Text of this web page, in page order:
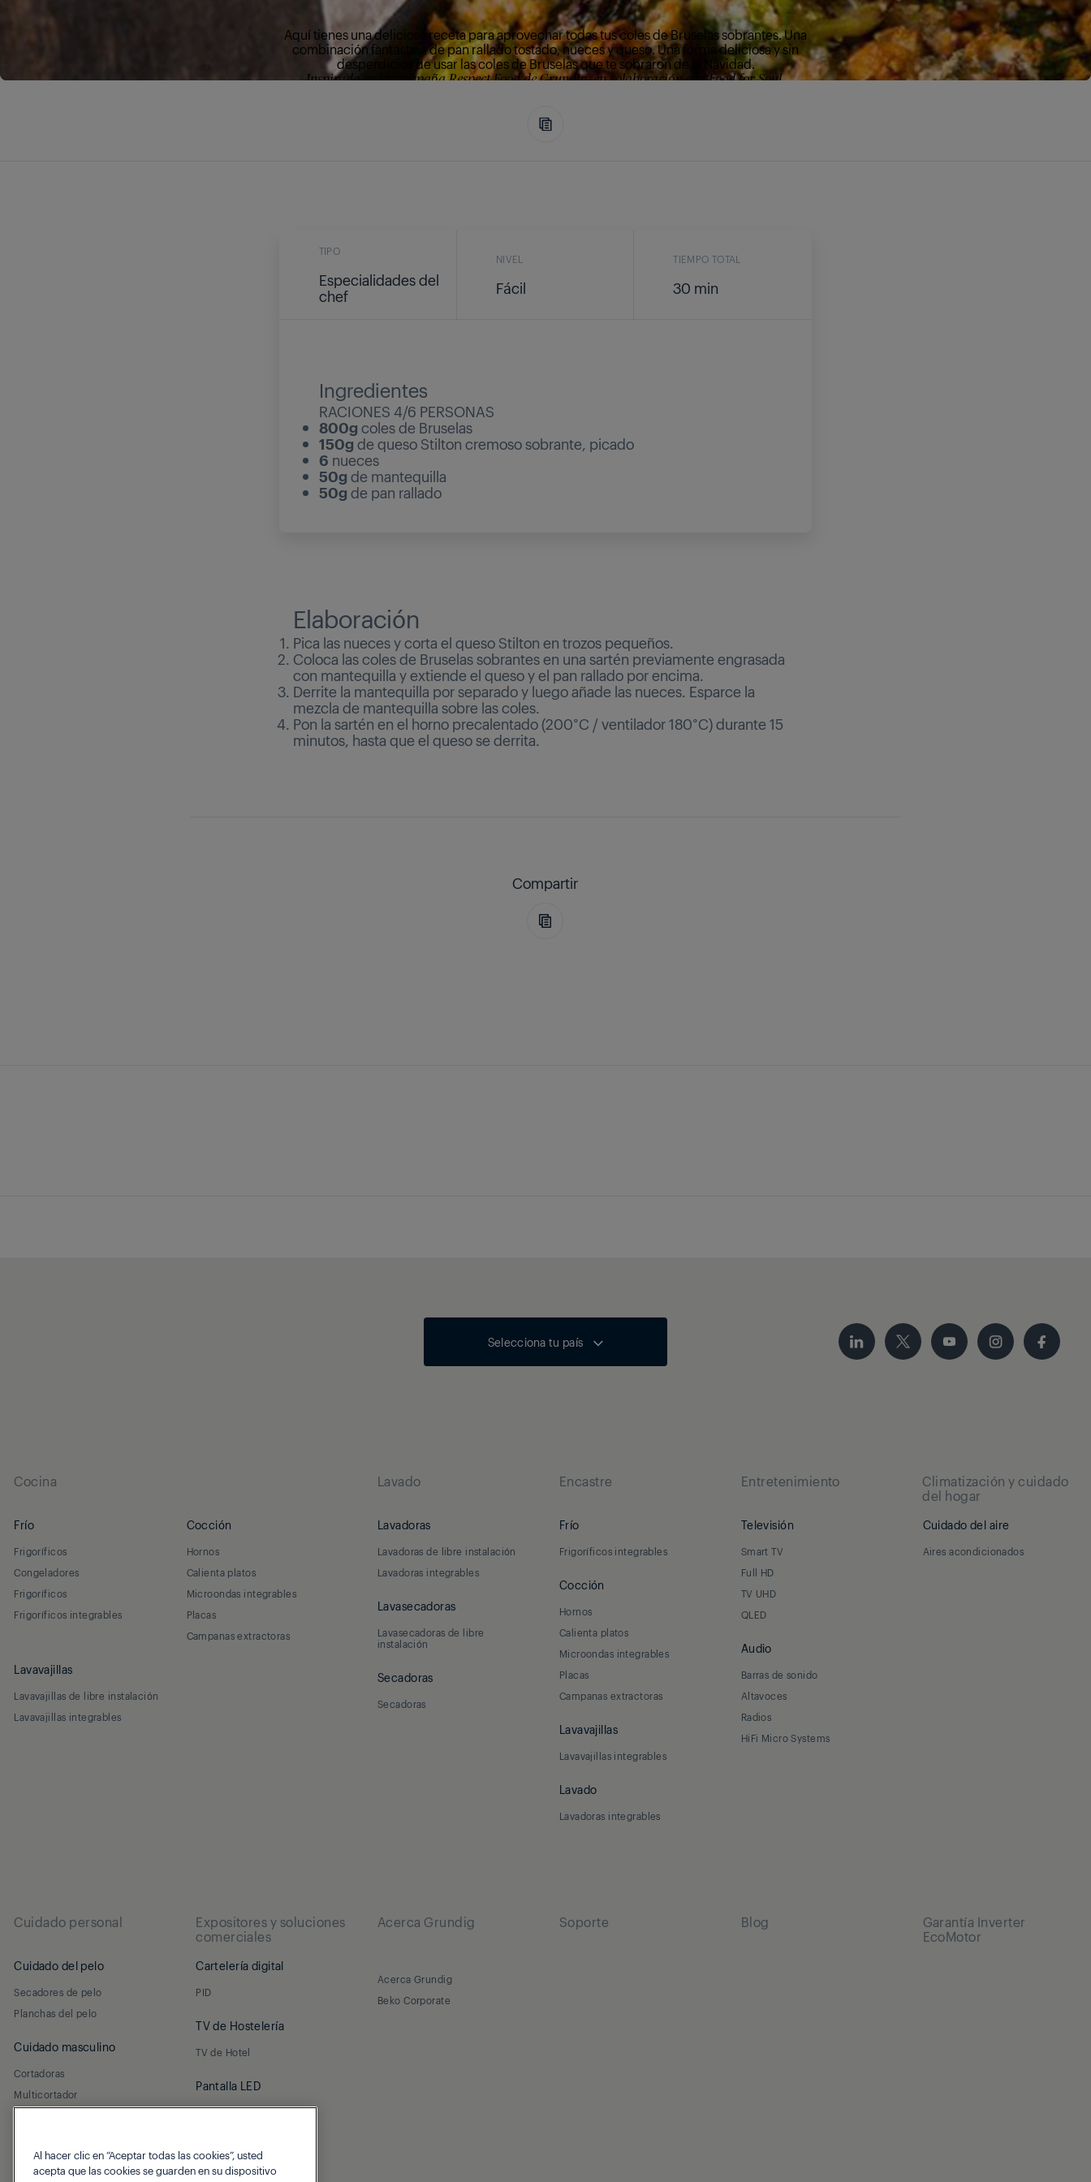
Aquí tienes una deliciosa receta para aprovechar todas tus coles de Bruselas sobrantes. Una
combinación fantástica de pan rallado tostado, nueces y queso. Una forma deliciosa y sin
desperdicios de usar las coles de Bruselas que te sobraron de la Navidad.
Inspirado en la campaña Respect Food de Grundig, en colaboración con Food for Soul.
TIPO
Especialidades del
chef
NIVEL
Fácil
TIEMPO TOTAL
30 min
Ingredientes
RACIONES 4/6 PERSONAS
800g coles de Bruselas
150g de queso Stilton cremoso sobrante, picado
6 nueces
50g de mantequilla
50g de pan rallado
Elaboración
Pica las nueces y corta el queso Stilton en trozos pequeños.
Coloca las coles de Bruselas sobrantes en una sartén previamente engrasada
con mantequilla y extiende el queso y el pan rallado por encima.
Derrite la mantequilla por separado y luego añade las nueces. Esparce la
mezcla de mantequilla sobre las coles.
Pon la sartén en el horno precalentado (200°C / ventilador 180°C) durante 15
minutos, hasta que el queso se derrita.
Compartir
Selecciona tu país
Cocina
Frío
Frigoríficos
Congeladores
Frigoríficos
Frigoríficos integrables
Cocción
Hornos
Calienta platos
Microondas integrables
Placas
Campanas extractoras
Lavavajillas
Lavavajillas de libre instalación
Lavavajillas integrables
Lavado
Lavadoras
Lavadoras de libre instalación
Lavadoras integrables
Lavasecadoras
Lavasecadoras de libre
instalación
Secadoras
Secadoras
Encastre
Frío
Frigoríficos integrables
Cocción
Hornos
Calienta platos
Microondas integrables
Placas
Campanas extractoras
Lavavajillas
Lavavajillas integrables
Lavado
Lavadoras integrables
Entretenimiento
Televisión
Smart TV
Full HD
TV UHD
QLED
Audio
Barras de sonido
Altavoces
Radios
HiFi Micro Systems
Climatización y cuidado
del hogar
Cuidado del aire
Aires acondicionados
Cuidado personal
Cuidado del pelo
Secadores de pelo
Planchas del pelo
Cuidado masculino
Cortadoras
Multicortador
Expositores y soluciones
comerciales
Cartelería digital
PID
TV de Hostelería
TV de Hotel
Pantalla LED
Led interior
Acerca Grundig
Acerca Grundig
Beko Corporate
Soporte Blog
Garantía Inverter
EcoMotor
Al hacer clic en “Aceptar todas las cookies”, usted
acepta que las cookies se guarden en su dispositivo